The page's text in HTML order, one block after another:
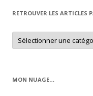
RETROUVER LES ARTICLES
Retrouver
les
articles
MON NUAGE…